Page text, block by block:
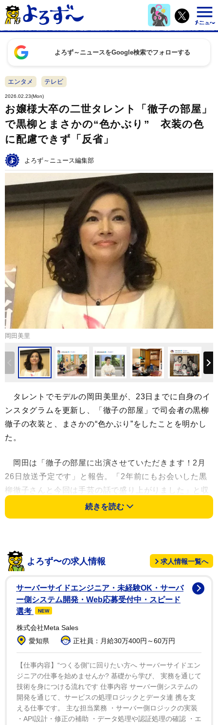
よろず～ニュースをGoogle検索でフォローする
エンタメ テレビ
2026.02.23(Mon)
お嬢様大卒の二世タレント「徹子の部屋」
で黒柳とまさかの“色かぶり” 衣装の色
に配慮できず「反省」
よろず～ニュース編集部
岡田美里
タレントでモデルの岡田美里が、23日までに自身のイ
ンスタグラムを更新し、「徹子の部屋」で司会者の黒柳
徹子の衣装と、まさかの“色かぶり”をしたことを明かし
た。
岡田は「徹子の部屋に出演させていただきます！2月
26日放送予定です」と報告。「2年前にもお会いした黒
柳徹子さんと今回は手芸の話で盛り上がりました」と収
録写真をアップした。
かったばかりか『なんとか婦人』みたいになっちゃっ
て 反省」とつづった。
岡田の父はＥ･Ｈ･エリックさん、父方の叔父は俳優の
岡田眞澄さん。堺正章（2001年離婚）との間の次女は
NHK朝ドラ「虎に翼」などに出演の女優・堺小春。現
在、聖心女子大学の在学中の友人だった貿易業の男性と
続きを読む
よろず〜の求人情報 求人情報一覧へ
サーバーサイドエンジニア・未経験OK・サーバ
ー側システム開発・Web応募受付中・スピード
選考
NEW
株式会社Meta Sales
愛知県
正社員：月給30万400円～60万円
【仕事内容】“つくる側”に回りたい方へ サーバーサイドエン
ジニアの仕事を始めませんか? 基礎から学び、 実務を通じて
技術を身につける流れです 仕事内容 サーバー側システムの
開発を通じて、サービスの処理ロジックとデータ連 携を支
える仕事です。 主な担当業務 ・サーバー側ロジックの実装
・API設計・修正の補助 ・データ処理や認証処理の確認 ・エ